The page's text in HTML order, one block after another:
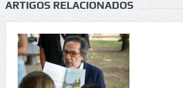
ARTIGOS RELACIONADOS